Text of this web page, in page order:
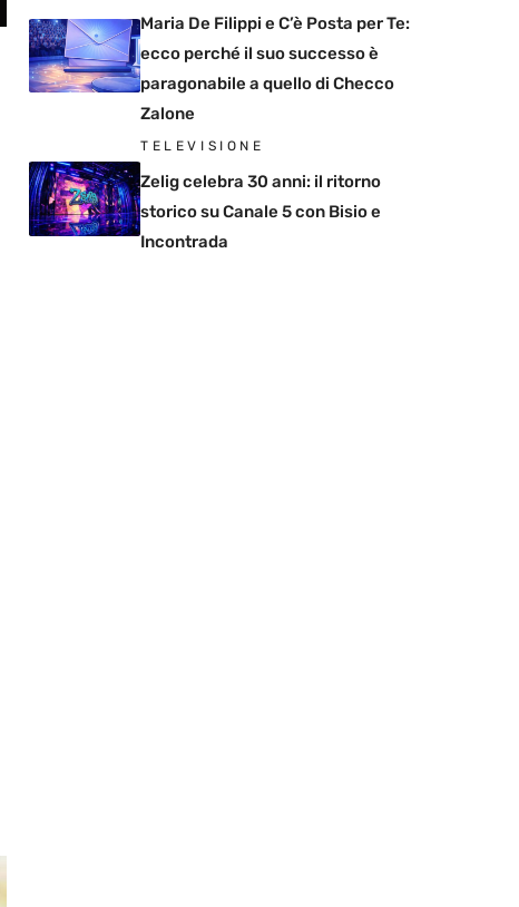
Maria De Filippi e C’è Posta per Te:
ecco perché il suo successo è
paragonabile a quello di Checco
Zalone
TELEVISIONE
Zelig celebra 30 anni: il ritorno
storico su Canale 5 con Bisio e
Incontrada